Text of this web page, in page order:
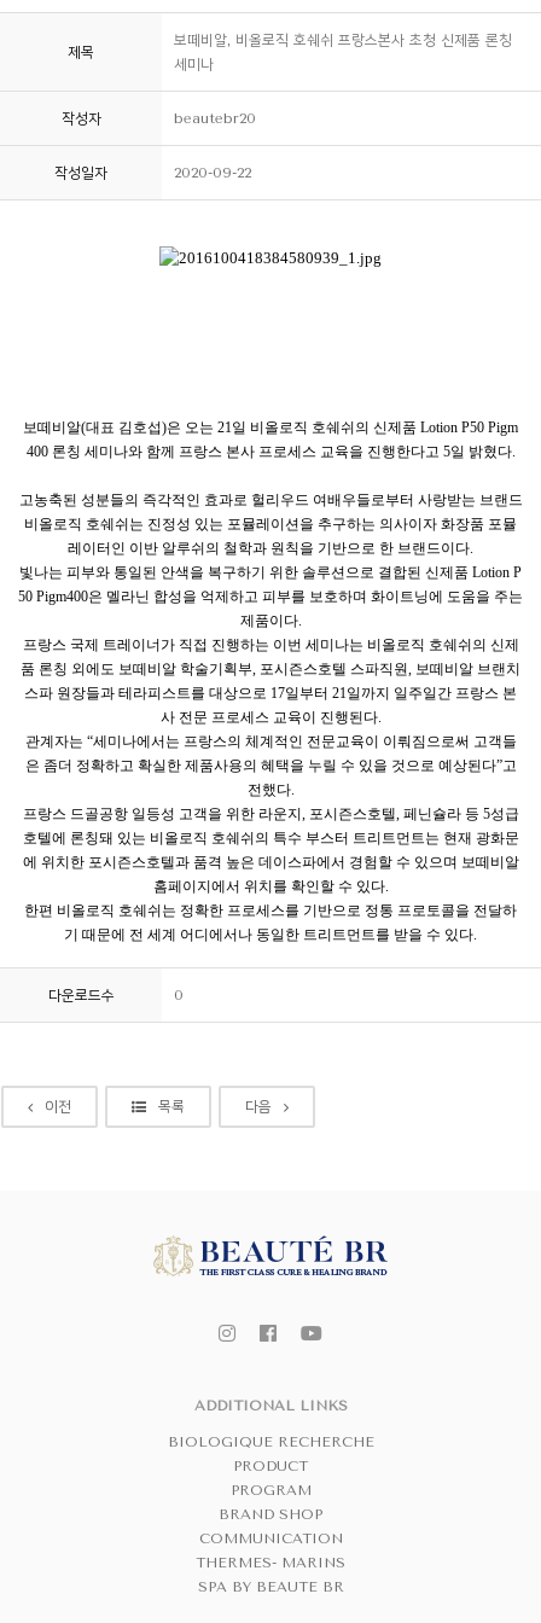
제목
보떼비알, 비올로직 호쉐쉬 프랑스본사 초청 신제품 론칭
세미나
작성자 beautebr20
작성일자 2020-09-22
보떼비알(대표 김호섭)은 오는 21일 비올로직 호쉐쉬의 신제품 Lotion P50 Pigm
400 론칭 세미나와 함께 프랑스 본사 프로세스 교육을 진행한다고 5일 밝혔다.
고농축된 성분들의 즉각적인 효과로 헐리우드 여배우들로부터 사랑받는 브랜드
비올로직 호쉐쉬는 진정성 있는 포뮬레이션을 추구하는 의사이자 화장품 포뮬
레이터인 이반 알루쉬의 철학과 원칙을 기반으로 한 브랜드이다.
빛나는 피부와 통일된 안색을 복구하기 위한 솔루션으로 결합된 신제품 Lotion P
50 Pigm400은 멜라닌 합성을 억제하고 피부를 보호하며 화이트닝에 도움을 주는
제품이다.
프랑스 국제 트레이너가 직접 진행하는 이번 세미나는 비올로직 호쉐쉬의 신제
품 론칭 외에도 보떼비알 학술기획부, 포시즌스호텔 스파직원, 보떼비알 브랜치
스파 원장들과 테라피스트를 대상으로 17일부터 21일까지 일주일간 프랑스 본
사 전문 프로세스 교육이 진행된다.
관계자는 “세미나에서는 프랑스의 체계적인 전문교육이 이뤄짐으로써 고객들
은 좀더 정확하고 확실한 제품사용의 혜택을 누릴 수 있을 것으로 예상된다”고
전했다.
프랑스 드골공항 일등성 고객을 위한 라운지, 포시즌스호텔, 페닌슐라 등 5성급
호텔에 론칭돼 있는 비올로직 호쉐쉬의 특수 부스터 트리트먼트는 현재 광화문
에 위치한 포시즌스호텔과 품격 높은 데이스파에서 경험할 수 있으며 보떼비알
홈페이지에서 위치를 확인할 수 있다.
한편 비올로직 호쉐쉬는 정확한 프로세스를 기반으로 정통 프로토콜을 전달하
기 때문에 전 세계 어디에서나 동일한 트리트먼트를 받을 수 있다.
다운로드수 0
이전 목록 다음
ADDITIONAL LINKS
BIOLOGIQUE RECHERCHE
PRODUCT
PROGRAM
BRAND SHOP
COMMUNICATION
THERMES- MARINS
SPA BY BEAUTE BR